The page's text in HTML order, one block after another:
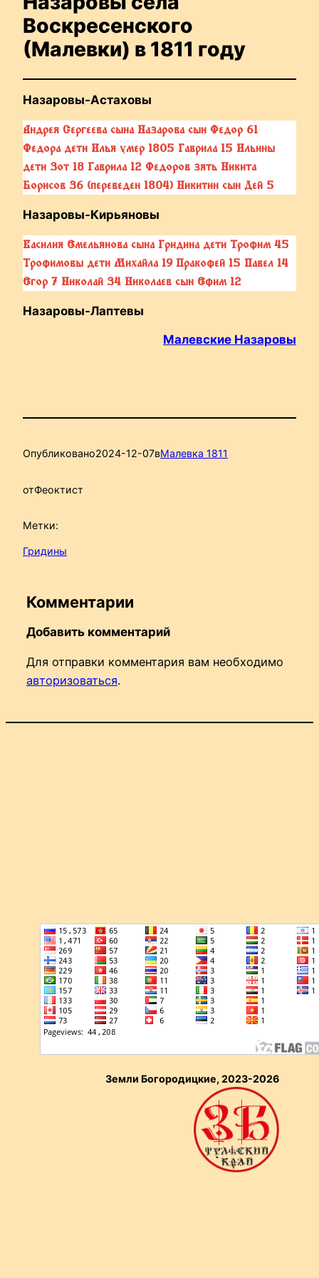
Воскресенского
(Малевки) в 1811 году
Назаровы-Астаховы
Андрея Сергеева сына Назарова сын Федор 61
Федора дети Илья умер 1805 Гаврила 15 Ильины
дети Зот 18 Гаврила 12 Федоров зять Никита
Борисов 36 (переведен 1804) Никитин сын Дей 5
Назаровы-Кирьяновы
Василия Емельянова сына Гридина дети Трофим 45
Трофимовы дети Михайла 19 Пракофей 15 Павел 14
Егор 7 Николай 34 Николаев сын Ефим 12
Назаровы-Лаптевы
Малевские Назаровы
Опубликовано2024-12-07вМалевка 1811
отФеоктист
Метки:
Гридины
Комментарии
Добавить комментарий
Для отправки комментария вам необходимо
авторизоваться.
Земли Богородицкие, 2023-2026